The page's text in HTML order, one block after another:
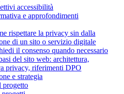
accessibilità
e approfondimenti
rispettare la privacy sin dalla
di un sito o servizio digitale
il consenso quando necessario
del sito web: architettura,
privacy, riferimenti DPO
e strategia
progetto